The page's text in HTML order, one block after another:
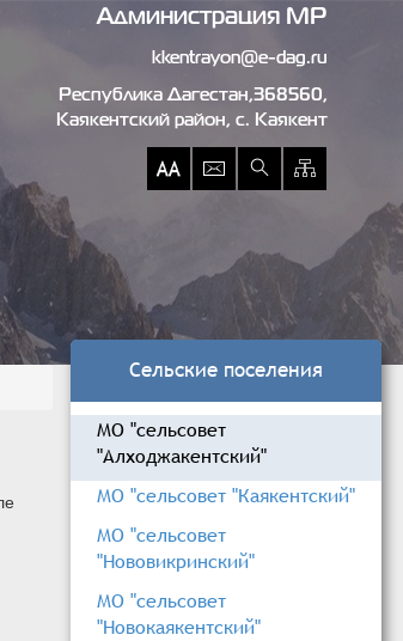
Администрация МР
kkentrayon@e-dag.ru
Республика Дагестан,368560,
Каякентский район, c. Каякент
Сельские поселения
МО "сельсовет
"Алходжакентский"
МО "сельсовет "Каякентский"
МО "сельсовет
"Нововикринский"
МО "сельсовет
"Новокаякентский"